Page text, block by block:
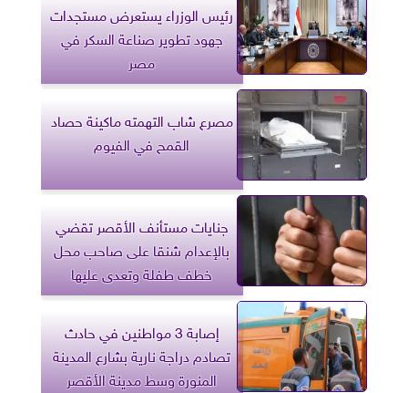
رئيس الوزراء يستعرض مستجدات
جهود تطوير صناعة السكر في
مصر
مصرع شاب التهمته ماكينة حصاد
القمح في الفيوم
جنايات مستأنف الأقصر تقضي
بالإعدام شنقا على صاحب محل
خطف طفلة وتعدى عليها
إصابة 3 مواطنين في حادث
تصادم دراجة نارية بشارع المدينة
المنورة وسط مدينة الأقصر